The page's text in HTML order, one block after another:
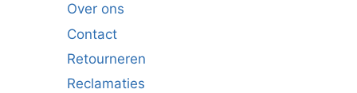
Over ons
Contact
Retourneren
Reclamaties